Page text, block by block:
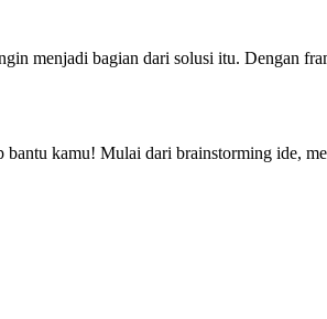
menjadi bagian dari solusi itu. Dengan
kamu! Mulai dari brainstorming ide,